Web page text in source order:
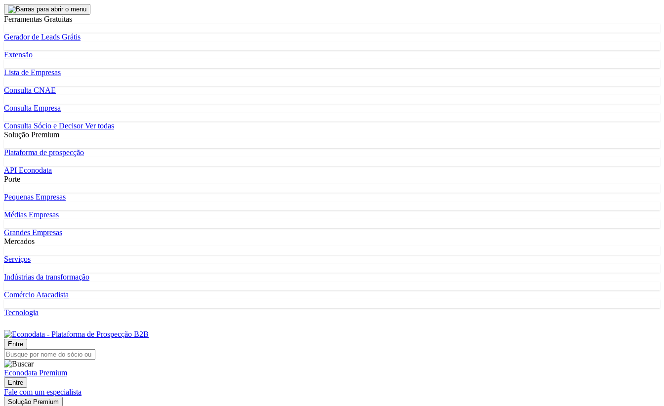
Ferramentas Gratuitas
Gerador de Leads Grátis
Extensão
Lista de Empresas
Consulta CNAE
Consulta Empresa
Consulta Sócio e DecisorVer todas
Solução Premium
Plataforma de prospecção
API Econodata
Porte
Pequenas Empresas
Médias Empresas
Grandes Empresas
Mercados
Serviços
Indústrias da transformação
Comércio Atacadista
Tecnologia
Entre
Econodata Premium
Entre
Fale com um especialista
Solução Premium